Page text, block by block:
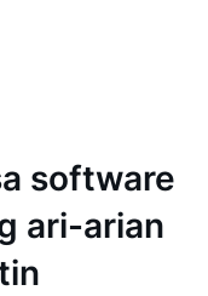
software
ari-arian